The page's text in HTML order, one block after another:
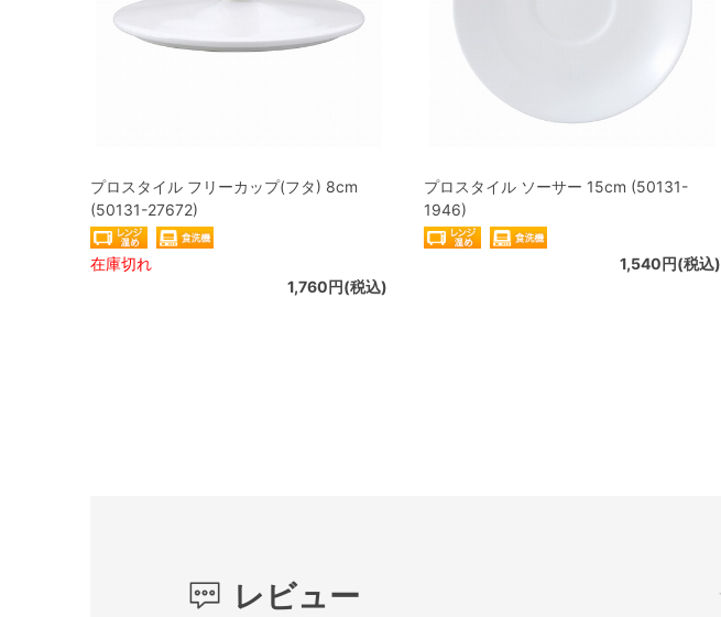
プロスタイル フリーカップ(フタ) 8cm
(50131-27672)
在庫切れ
1,760円(税込)
プロスタイル ソーサー 15cm (50131-
1946)
1,540円(税込)
レビュー